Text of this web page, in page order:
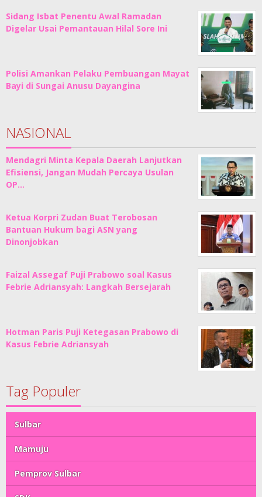
Sidang Isbat Penentu Awal Ramadan
Digelar Usai Pemantauan Hilal Sore Ini
Polisi Amankan Pelaku Pembuangan Mayat
Bayi di Sungai Anusu Dayangina
NASIONAL
Mendagri Minta Kepala Daerah Lanjutkan
Efisiensi, Jangan Mudah Percaya Usulan
OP…
Ketua Korpri Zudan Buat Terobosan
Bantuan Hukum bagi ASN yang
Dinonjobkan
Faizal Assegaf Puji Prabowo soal Kasus
Febrie Adriansyah: Langkah Bersejarah
Hotman Paris Puji Ketegasan Prabowo di
Kasus Febrie Adriansyah
Tag Populer
Sulbar
Mamuju
Pemprov Sulbar